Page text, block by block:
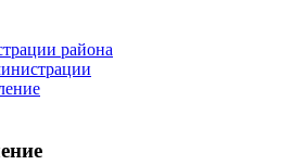
района